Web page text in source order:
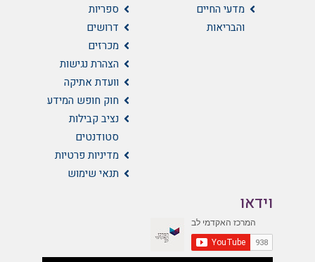
מדעי החיים
והבריאות
ספריות
דרושים
מכרזים
הצהרת נגישות
וועדת אתיקה
חוק חופש המידע
נציב קבילות
סטודנטים
מדיניות פרטיות
תנאי שימוש
וידאו